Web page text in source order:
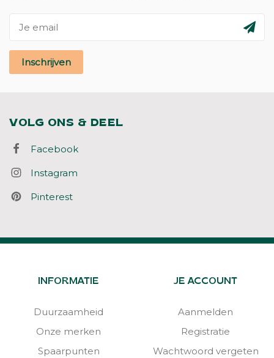
Inschrijven
VOLG ONS & DEEL
Facebook
Instagram
Pinterest
INFORMATIE
Duurzaamheid
Onze merken
Spaarpunten
JE ACCOUNT
Aanmelden
Registratie
Wachtwoord vergeten